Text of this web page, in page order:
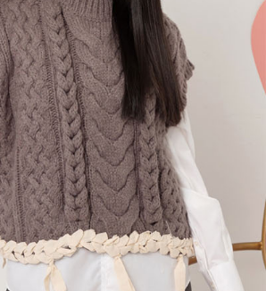
有限公司提供之「AFTEE先享後付」服務完成之交
圍內提供個人資料，並將交易相關給付款項請求債
限公司。
宜，請瀏覽以下網址：
先徵得法定代理人或監護人之同意方可使用
未經同意申辦者引起之損失，本公司不負相關責
付」時，將依據個別帳號之用戶狀況，依本公司即
度；若仍有額度不足之情形，本公司將視審查結果
號或使用他人資訊註冊。若發現惡意使用之情形，
有權停止該用戶之使用額度並採取法律行動。
含以上)免運費
含以上)免運費
含以上)免運費